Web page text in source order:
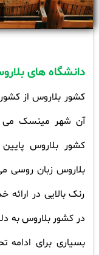
دانشگاه های
کشور بلاروس از
آن شهر مینسک می
کشور بلاروس
بلاروس زبان روسی
رنک بالایی در
در کشور بلاروس به
بسیاری برای ادامه